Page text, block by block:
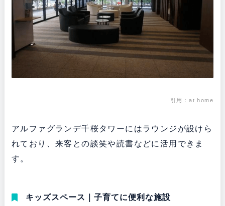
引用：at home
アルファグランデ千桜タワーにはラウンジが設けら
れており、来客との談笑や読書などに活用できま
す。
キッズスペース｜子育てに便利な施設